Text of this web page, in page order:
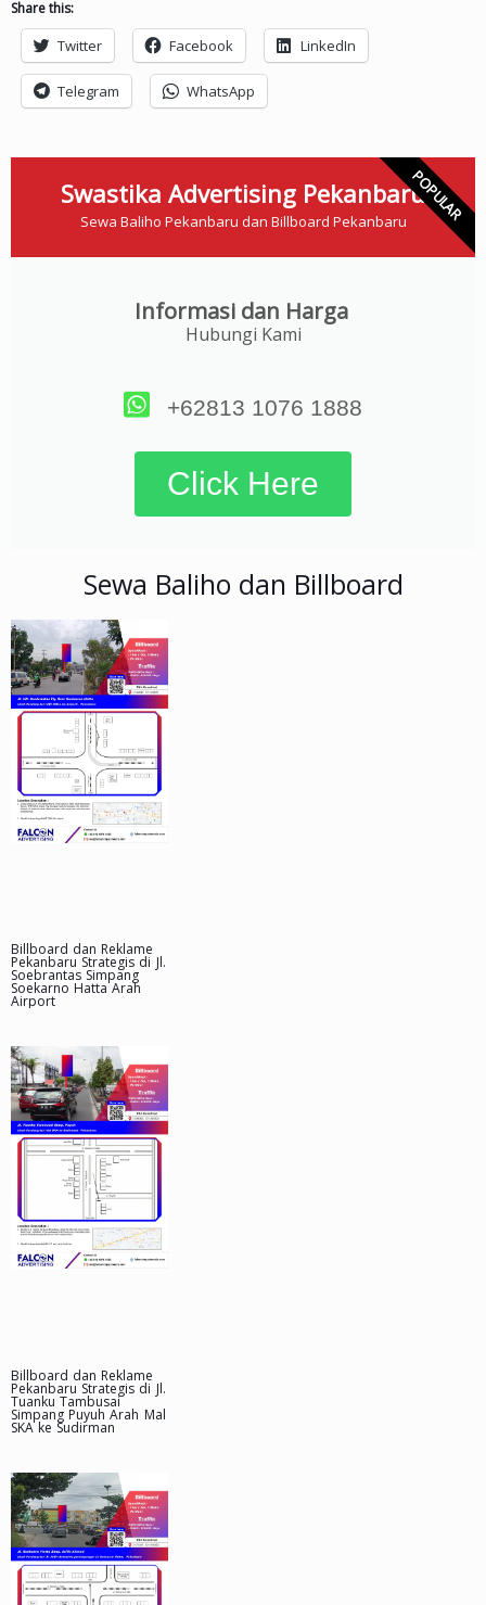
Share this:
Twitter Facebook LinkedIn
Telegram WhatsApp
Swastika Advertising Pekanbaru
Sewa Baliho Pekanbaru dan Billboard Pekanbaru
Informasi dan Harga
Hubungi Kami
+62813 1076 1888
Click Here
POPULAR
Sewa Baliho dan Billboard
Billboard dan Reklame
Pekanbaru Strategis di Jl.
Soebrantas Simpang
Soekarno Hatta Arah
Airport
Billboard dan Reklame
Pekanbaru Strategis di Jl.
Tuanku Tambusai
Simpang Puyuh Arah Mal
SKA ke Sudirman